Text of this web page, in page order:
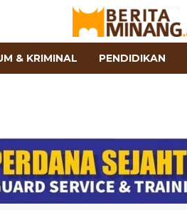
& KRIMINAL PENDIDIKAN